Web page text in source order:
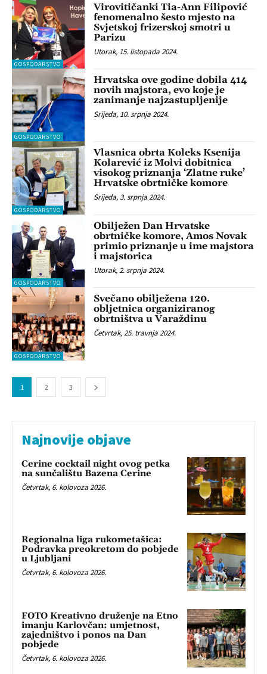
GOSPODARSTVO
Virovitičanki Tia-Ann Filipović
fenomenalno šesto mjesto na
Svjetskoj frizerskoj smotri u
Parizu
Utorak, 15. listopada 2024.
GOSPODARSTVO
Hrvatska ove godine dobila 414
novih majstora, evo koje je
zanimanje najzastupljenije
Srijeda, 10. srpnja 2024.
GOSPODARSTVO
Vlasnica obrta Koleks Ksenija
Kolarević iz Molvi dobitnica
visokog priznanja ‘Zlatne ruke’
Hrvatske obrtničke komore
Srijeda, 3. srpnja 2024.
GOSPODARSTVO
Obilježen Dan Hrvatske
obrtničke komore, Amos Novak
primio priznanje u ime majstora
i majstorica
Utorak, 2. srpnja 2024.
GOSPODARSTVO
Svečano obilježena 120.
obljetnica organiziranog
obrtništva u Varaždinu
Četvrtak, 25. travnja 2024.
1 2 3
Najnovije objave
Cerine cocktail night ovog petka
na sunčalištu Bazena Cerine
Četvrtak, 6. kolovoza 2026.
Regionalna liga rukometašica:
Podravka preokretom do pobjede
u Ljubljani
Četvrtak, 6. kolovoza 2026.
FOTO Kreativno druženje na Etno
imanju Karlovčan: umjetnost,
zajedništvo i ponos na Dan
pobjede
Četvrtak, 6. kolovoza 2026.